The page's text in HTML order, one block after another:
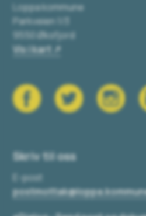
Loppa kommune
Parkveien 1/3
9550 Øksfjord
Vis i kart
Skriv til oss
E-post